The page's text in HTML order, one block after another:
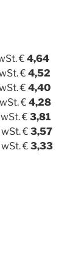
€ 4,64
€ 4,52
€ 4,40
€ 4,28
€ 3,81
€ 3,57
€ 3,33